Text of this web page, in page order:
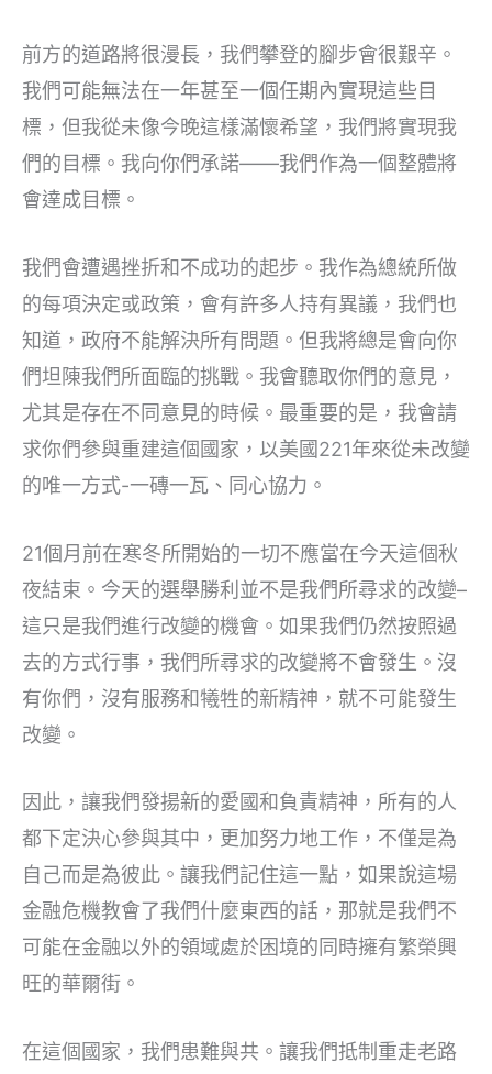
前方的道路將很漫長，我們攀登的腳步會很艱辛。
我們可能無法在一年甚至一個任期內實現這些目
標，但我從未像今晚這樣滿懷希望，我們將實現我
們的目標。我向你們承諾——我們作為一個整體將
會達成目標。
我們會遭遇挫折和不成功的起步。我作為總統所做
的每項決定或政策，會有許多人持有異議，我們也
知道，政府不能解決所有問題。但我將總是會向你
們坦陳我們所面臨的挑戰。我會聽取你們的意見，
尤其是存在不同意見的時候。最重要的是，我會請
求你們參與重建這個國家，以美國221年來從未改變
的唯一方式-一磚一瓦、同心協力。
21個月前在寒冬所開始的一切不應當在今天這個秋
夜結束。今天的選舉勝利並不是我們所尋求的改變–
這只是我們進行改變的機會。如果我們仍然按照過
去的方式行事，我們所尋求的改變將不會發生。沒
有你們，沒有服務和犧牲的新精神，就不可能發生
改變。
因此，讓我們發揚新的愛國和負責精神，所有的人
都下定決心參與其中，更加努力地工作，不僅是為
自己而是為彼此。讓我們記住這一點，如果說這場
金融危機教會了我們什麼東西的話，那就是我們不
可能在金融以外的領域處於困境的同時擁有繁榮興
旺的華爾街。
在這個國家，我們患難與共。讓我們抵制重走老路